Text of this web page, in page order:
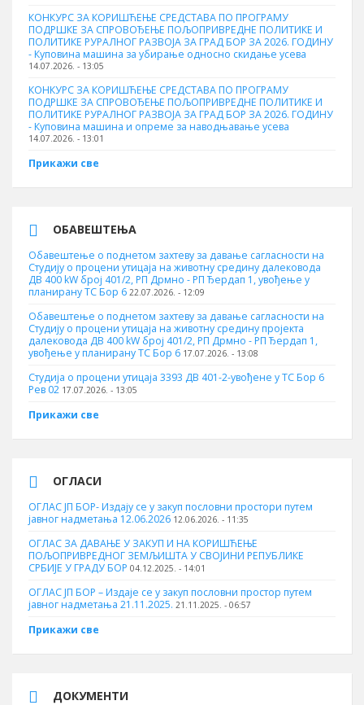
КОНКУРС ЗА КОРИШЋЕЊЕ СРЕДСТАВА ПО ПРОГРАМУ
ПОДРШКЕ ЗА СПРОВОЂЕЊЕ ПОЉОПРИВРЕДНЕ ПОЛИТИКЕ И
ПОЛИТИКЕ РУРАЛНОГ РАЗВОЈА ЗА ГРАД БОР ЗА 2026. ГОДИНУ
- Куповинa машина за убирање односно скидање усева
14.07.2026. - 13:05
КОНКУРС ЗА КОРИШЋЕЊЕ СРЕДСТАВА ПО ПРОГРАМУ
ПОДРШКЕ ЗА СПРОВОЂЕЊЕ ПОЉОПРИВРЕДНЕ ПОЛИТИКЕ И
ПОЛИТИКЕ РУРАЛНОГ РАЗВОЈА ЗА ГРАД БОР ЗА 2026. ГОДИНУ
- Куповина машина и опреме за наводњавање усева
14.07.2026. - 13:01
Прикажи све
ОБАВЕШТЕЊА
Обавештење о поднетом захтеву за давање сагласности на
Студију о процени утицаја на животну средину далековода
ДВ 400 kW број 401/2, РП Дрмно - РП Ђердап 1, увођење у
планирану ТС Бор 6 22.07.2026. - 12:09
Обавештење о поднетом захтеву за давање сагласности на
Студију о процени утицаја на животну средину пројекта
далековода ДВ 400 kW број 401/2, РП Дрмно - РП Ђердап 1,
увођење у планирану ТС Бор 6 17.07.2026. - 13:08
Студија о процени утицаја 3393 ДВ 401-2-увођене у ТС Бор 6
Рев 02 17.07.2026. - 13:05
Прикажи све
ОГЛАСИ
ОГЛАС ЈП БОР- Издају се у закуп пословни простори путем
јавног надметања 12.06.2026 12.06.2026. - 11:35
ОГЛАС ЗА ДАВАЊЕ У ЗАКУП И НА КОРИШЋЕЊЕ
ПОЉОПРИВРЕДНОГ ЗЕМЉИШТА У СВОЈИНИ РЕПУБЛИКЕ
СРБИЈЕ У ГРАДУ БОР 04.12.2025. - 14:01
ОГЛАС ЈП БОР – Издаје се у закуп пословни простор путем
јавног надметања 21.11.2025. 21.11.2025. - 06:57
Прикажи све
ДОКУМЕНТИ